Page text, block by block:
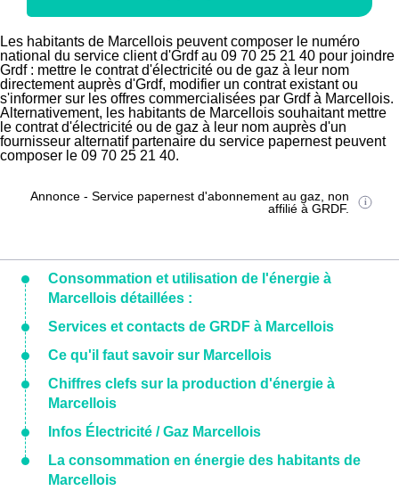
Les habitants de Marcellois peuvent composer le numéro
national du service client d'Grdf au 09 70 25 21 40 pour joindre
Grdf : mettre le contrat d'électricité ou de gaz à leur nom
directement auprès d'Grdf, modifier un contrat existant ou
s'informer sur les offres commercialisées par Grdf à Marcellois.
Alternativement, les habitants de Marcellois souhaitant mettre
le contrat d'électricité ou de gaz à leur nom auprès d'un
fournisseur alternatif partenaire du service papernest peuvent
composer le 09 70 25 21 40.
Annonce - Service papernest d'abonnement au gaz, non
affilié à GRDF.
Consommation et utilisation de l'énergie à
Marcellois détaillées :
Services et contacts de GRDF à Marcellois
Ce qu'il faut savoir sur Marcellois
Chiffres clefs sur la production d'énergie à
Marcellois
Infos Électricité / Gaz Marcellois
La consommation en énergie des habitants de
Marcellois